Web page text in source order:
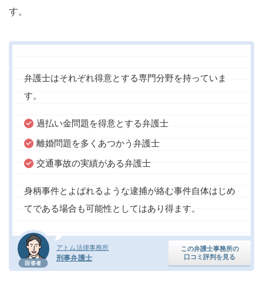
す。
回答者
アトム法律事務所
刑事弁護士
この弁護士事務所の
口コミ評判を見る
弁護士はそれぞれ得意とする専門分野を持っていま
す。
過払い金問題を得意とする弁護士
離婚問題を多くあつかう弁護士
交通事故の実績がある弁護士
身柄事件とよばれるような逮捕が絡む事件自体はじめ
てである場合も可能性としてはあり得ます。